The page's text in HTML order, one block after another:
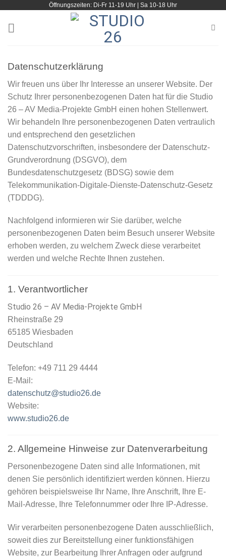
springen
Öffnungszeiten: Di-Fr 11-19 Uhr | Sa 10-18 Uhr
Datenschutzerklärung
Wir freuen uns über Ihr Interesse an unserer Website. Der
Schutz Ihrer personenbezogenen Daten hat für die Studio
26 – AV Media-Projekte GmbH einen hohen Stellenwert.
Wir behandeln Ihre personenbezogenen Daten vertraulich
und entsprechend den gesetzlichen
Datenschutzvorschriften, insbesondere der Datenschutz-
Grundverordnung (DSGVO), dem
Bundesdatenschutzgesetz (BDSG) sowie dem
Telekommunikation-Digitale-Dienste-Datenschutz-Gesetz
(TDDDG).
Nachfolgend informieren wir Sie darüber, welche
personenbezogenen Daten beim Besuch unserer Website
erhoben werden, zu welchem Zweck diese verarbeitet
werden und welche Rechte Ihnen zustehen.
1. Verantwortlicher
Studio 26 – AV Media-Projekte GmbH
Rheinstraße 29
65185 Wiesbaden
Deutschland
Telefon: +49 711 29 4444
E-Mail:
datenschutz@studio26.de
Website:
www.studio26.de
2. Allgemeine Hinweise zur Datenverarbeitung
Personenbezogene Daten sind alle Informationen, mit
denen Sie persönlich identifiziert werden können. Hierzu
gehören beispielsweise Ihr Name, Ihre Anschrift, Ihre E-
Mail-Adresse, Ihre Telefonnummer oder Ihre IP-Adresse.
Wir verarbeiten personenbezogene Daten ausschließlich,
soweit dies zur Bereitstellung einer funktionsfähigen
Website, zur Bearbeitung Ihrer Anfragen oder aufgrund